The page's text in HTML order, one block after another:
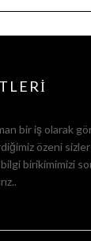
bir iş olarak
özeni
bilgi birikimimizi